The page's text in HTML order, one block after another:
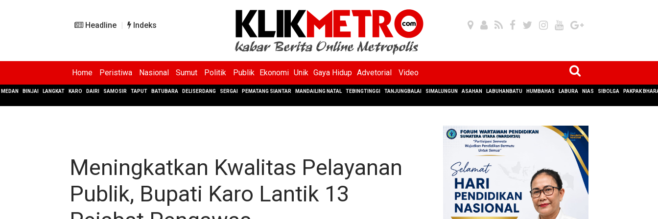
Headline Indeks
Home Peristiwa Nasional Sumut Politik Publik Ekonomi Unik Gaya Hidup Advetorial Video
MEDAN BINJAI LANGKAT KARO DAIRI SAMOSIR TAPUT BATUBARA DELISERDANG SERGAI PEMATANG SIANTAR MANDAILING NATAL TEBINGTINGGI TANJUNGBALAI SIMALUNGUN ASAHAN LABUHANBATU HUMBAHAS LABURA NIAS SIBOLGA PAKPAK
Meningkatkan Kwalitas Pelayanan
Publik, Bupati Karo Lantik 13